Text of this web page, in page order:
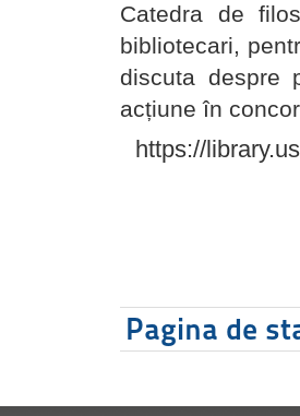
Catedra de
bibliotecari,
discuta despre
acțiune în
https://
Pagina de